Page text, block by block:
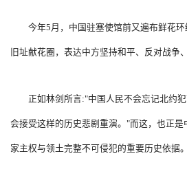
今年5月，中国驻塞使馆前又遍布鲜花
旧址献花圈，表达中方坚持和平、反对战争
正如林剑所言:"中国人民不会忘记北约
会接受这样的历史悲剧重演。"而这，也正是
家主权与领土完整不可侵犯的重要历史依据。